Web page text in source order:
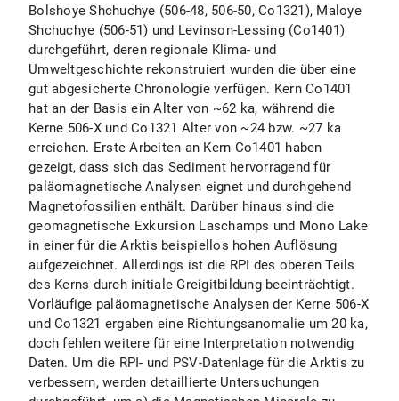
Bolshoye Shchuchye (506-48, 506-50, Co1321), Maloye
Shchuchye (506-51) und Levinson-Lessing (Co1401)
durchgeführt, deren regionale Klima- und
Umweltgeschichte rekonstruiert wurden die über eine
gut abgesicherte Chronologie verfügen. Kern Co1401
hat an der Basis ein Alter von ~62 ka, während die
Kerne 506-X und Co1321 Alter von ~24 bzw. ~27 ka
erreichen. Erste Arbeiten an Kern Co1401 haben
gezeigt, dass sich das Sediment hervorragend für
paläomagnetische Analysen eignet und durchgehend
Magnetofossilien enthält. Darüber hinaus sind die
geomagnetische Exkursion Laschamps und Mono Lake
in einer für die Arktis beispiellos hohen Auflösung
aufgezeichnet. Allerdings ist die RPI des oberen Teils
des Kerns durch initiale Greigitbildung beeinträchtigt.
Vorläufige paläomagnetische Analysen der Kerne 506-X
und Co1321 ergaben eine Richtungsanomalie um 20 ka,
doch fehlen weitere für eine Interpretation notwendig
Daten. Um die RPI- und PSV-Datenlage für die Arktis zu
verbessern, werden detaillierte Untersuchungen